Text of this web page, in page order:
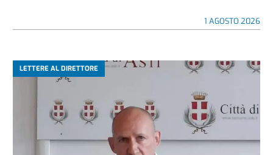
1 AGOSTO 2026
LETTERE AL DIRETTORE